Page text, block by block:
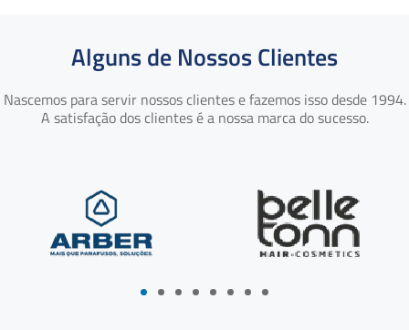
Alguns de Nossos Clientes
Nascemos para servir nossos clientes e fazemos isso desde 1994.
A satisfação dos clientes é a nossa marca do sucesso.